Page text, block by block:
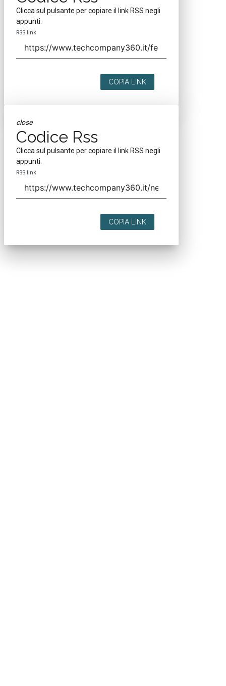
Clicca sul pulsante per copiare il link RSS negli
appunti.
RSS link
COPIA LINK
close
Codice Rss
Clicca sul pulsante per copiare il link RSS negli
appunti.
RSS link
COPIA LINK